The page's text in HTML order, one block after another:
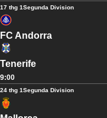
17 thg 1Segunda Division
FC Andorra
Tenerife
9:00
24 thg 1Segunda Division